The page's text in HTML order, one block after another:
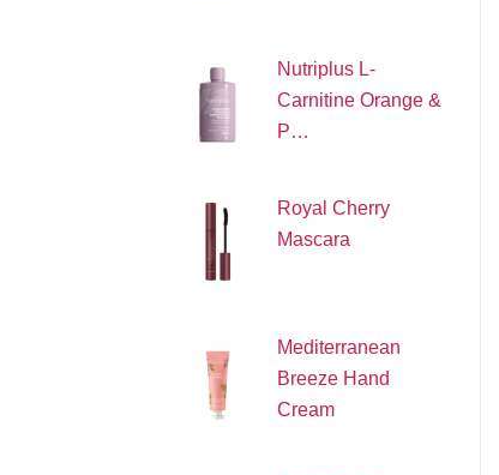
Nutriplus L-
Carnitine Orange &
P…
Royal Cherry
Mascara
Mediterranean
Breeze Hand
Cream